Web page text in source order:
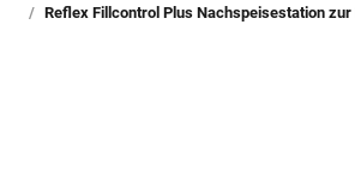
Reflex Fillcontrol Plus Nachspeisestation